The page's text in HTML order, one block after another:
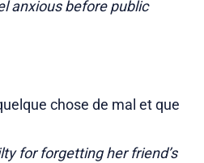
anxious before public
chose de mal et que
for forgetting her friend’s